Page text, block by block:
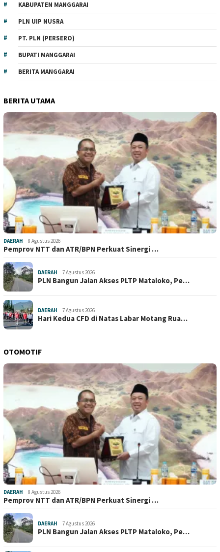
KABUPATEN MANGGARAI
PLN UIP NUSRA
PT. PLN (PERSERO)
BUPATI MANGGARAI
BERITA MANGGARAI
BERITA UTAMA
DAERAH 8 Agustus 2026
Pemprov NTT dan ATR/BPN Perkuat Sinergi …
DAERAH 7 Agustus 2026
PLN Bangun Jalan Akses PLTP Mataloko, Pe…
DAERAH 7 Agustus 2026
Hari Kedua CFD di Natas Labar Motang Rua…
OTOMOTIF
DAERAH 8 Agustus 2026
Pemprov NTT dan ATR/BPN Perkuat Sinergi …
DAERAH 7 Agustus 2026
PLN Bangun Jalan Akses PLTP Mataloko, Pe…